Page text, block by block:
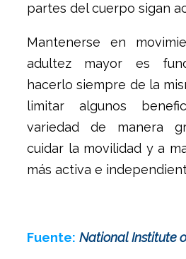
partes del cuerpo sigan
Mantenerse en
adultez mayor es
hacerlo siempre de la
limitar algunos
variedad de manera
cuidar la movilidad y a
más activa e
Fuente: National Institute